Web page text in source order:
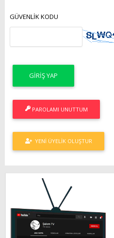
GÜVENLİK KODU
PAROLAMI UNUTTUM
YENI ÜYELIK OLUŞTUR